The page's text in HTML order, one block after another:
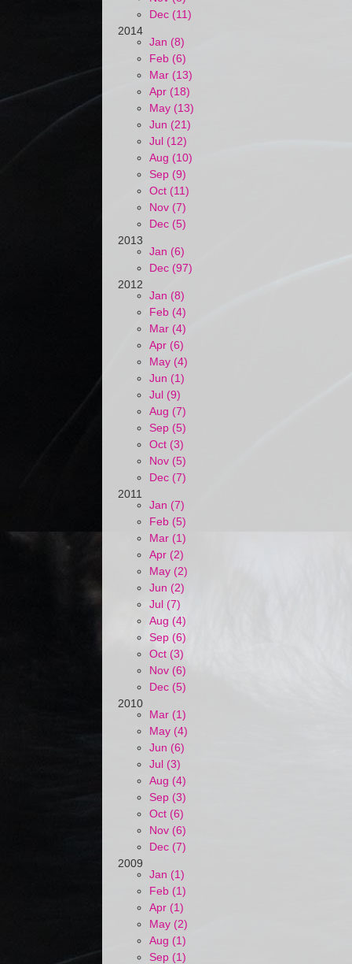
Dec (11)
2014
Jan (8)
Feb (6)
Mar (13)
Apr (18)
May (13)
Jun (21)
Jul (12)
Aug (10)
Sep (9)
Oct (11)
Nov (7)
Dec (5)
2013
Jan (6)
Dec (97)
2012
Jan (8)
Feb (4)
Mar (4)
Apr (6)
May (4)
Jun (1)
Jul (9)
Aug (7)
Sep (5)
Oct (3)
Nov (5)
Dec (7)
2011
Jan (7)
Feb (5)
Mar (1)
Apr (2)
May (2)
Jun (2)
Jul (7)
Aug (4)
Sep (6)
Oct (3)
Nov (6)
Dec (5)
2010
Mar (1)
May (4)
Jun (6)
Jul (3)
Aug (4)
Sep (3)
Oct (6)
Nov (6)
Dec (7)
2009
Jan (1)
Feb (1)
Apr (1)
May (2)
Aug (1)
Sep (1)